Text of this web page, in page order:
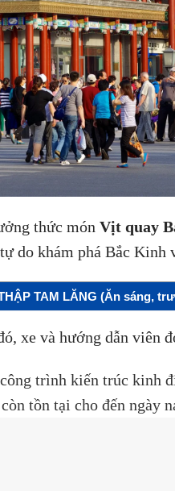
thức mónVịt quay
do khám phá Bắc Kinh
TAM LĂNG (Ăn sáng,
xe và hướng dẫn viên
trình kiến trúc kinh
tồn tại cho đến ngày